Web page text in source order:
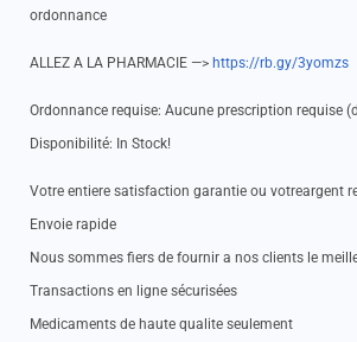
ordonnance
ALLEZ A LA PHARMACIE —> https://rb.gy/3yomzs
Ordonnance requise: Aucune prescription requise
Disponibilité: In Stock!
Votre entiere satisfaction garantie ou votreargent
Envoie rapide
Nous sommes fiers de fournir a nos clients le
Transactions en ligne sécurisées
Medicaments de haute qualite seulement